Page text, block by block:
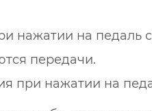
нажатии на педаль
передачи.
при нажатии на